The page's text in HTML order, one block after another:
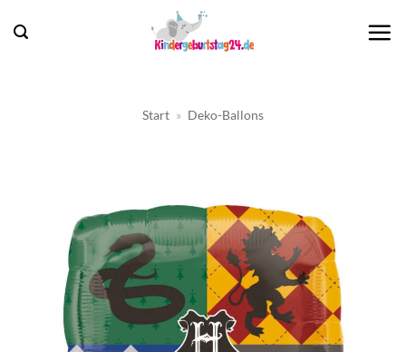
Inhalt
Start » Deko-Ballons